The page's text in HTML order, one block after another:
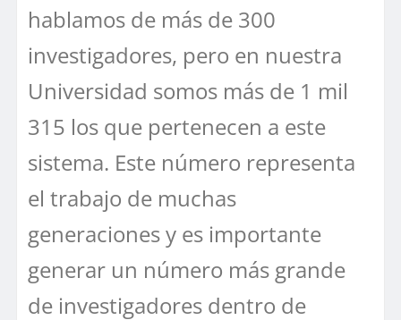
hablamos de más de 300
investigadores, pero en nuestra
Universidad somos más de 1 mil
315 los que pertenecen a este
sistema. Este número representa
el trabajo de muchas
generaciones y es importante
generar un número más grande
de investigadores dentro de